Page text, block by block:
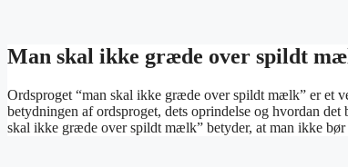
Man skal ikke græde over spildt
Ordsproget “man skal ikke græde over spildt mælk” er et
betydningen af ordsproget, dets oprindelse og hvordan
skal ikke græde over spildt mælk” betyder, at man ikke